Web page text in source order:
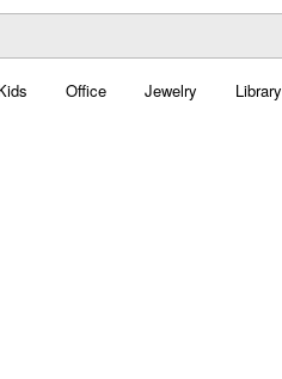
Office Jewelry Library